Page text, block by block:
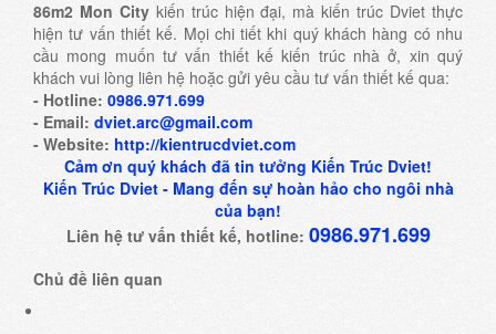
86m2 Mon Citykiến trúc hiện đại, mà kiến trúc Dviet thực
hiện tư vấn thiết kế. Mọi chi tiết khi quý khách hàng có nhu
cầu mong muốn tư vấn thiết kế kiến trúc nhà ở, xin quý
khách vui lòng liên hệ hoặc gửi yêu cầu tư vấn thiết kế qua:
- Hotline: 0986.971.699
- Email: dviet.arc@gmail.com
- Website: http://kientrucdviet.com
Cảm ơn quý khách đã tin tưởng Kiến Trúc Dviet!
Kiến Trúc Dviet - Mang đến sự hoàn hảo cho ngôi nhà
của bạn!
Liên hệ tư vấn thiết kế, hotline: 0986.971.699
Chủ đề liên quan